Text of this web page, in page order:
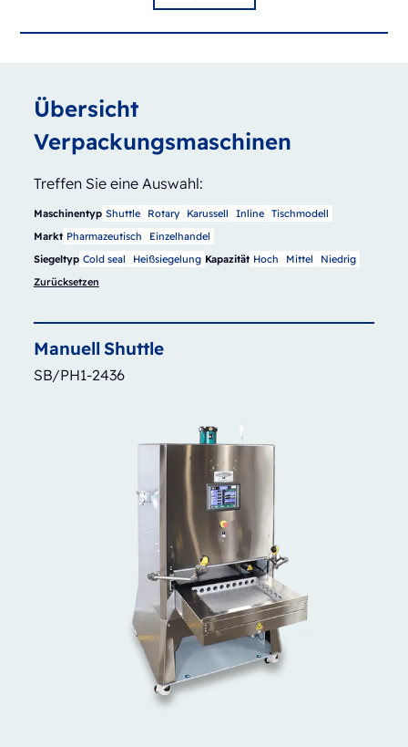
Übersicht
Verpackungsmaschinen
Treffen Sie eine Auswahl:
Maschinentyp Shuttle Rotary Karussell Inline Tischmodell
Markt Pharmazeutisch
Einzelhandel
Siegeltyp Cold seal Heißsiegelung Kapazität Hoch Mittel
Niedrig
Zurücksetzen
Manuell Shuttle
SB/PH1-2436